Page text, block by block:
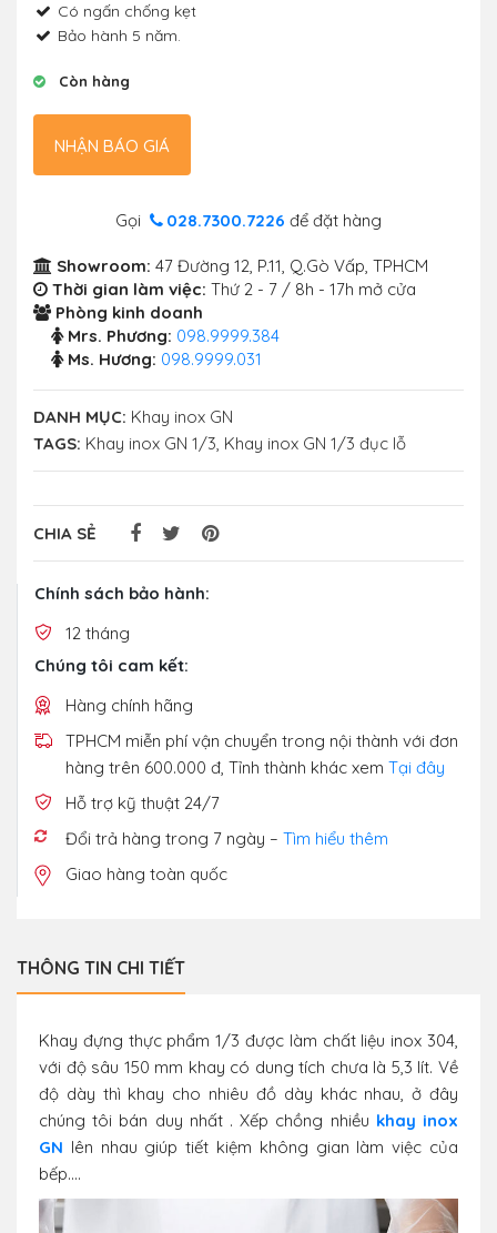
Có ngấn chống kẹt
Bảo hành 5 năm.
Còn hàng
NHẬN BÁO GIÁ
Gọi 028.7300.7226 để đặt hàng
Showroom: 47 Đường 12, P.11, Q.Gò Vấp, TPHCM
Thời gian làm việc: Thứ 2 - 7 / 8h - 17h mở cửa
Phòng kinh doanh
Mrs. Phương: 098.9999.384
Ms. Hương: 098.9999.031
DANH MỤC: Khay inox GN
TAGS: Khay inox GN 1/3, Khay inox GN 1/3 đục lỗ
CHIA SẺ
Chính sách bảo hành:
12 tháng
Chúng tôi cam kết:
Hàng chính hãng
TPHCM miễn phí vận chuyển trong nội thành với đơn
hàng trên 600.000 đ, Tỉnh thành khác xem Tại đây
Hỗ trợ kỹ thuật 24/7
Đổi trả hàng trong 7 ngày – Tìm hiểu thêm
Giao hàng toàn quốc
THÔNG TIN CHI TIẾT
Khay đựng thực phẩm 1/3 được làm chất liệu inox 304,
với độ sâu 150 mm khay có dung tích chưa là 5,3 lít. Về
độ dày thì khay cho nhiêu đồ dày khác nhau, ở đây
chúng tôi bán duy nhất . Xếp chồng nhiều khay inox
GN lên nhau giúp tiết kiệm không gian làm việc của
bếp....